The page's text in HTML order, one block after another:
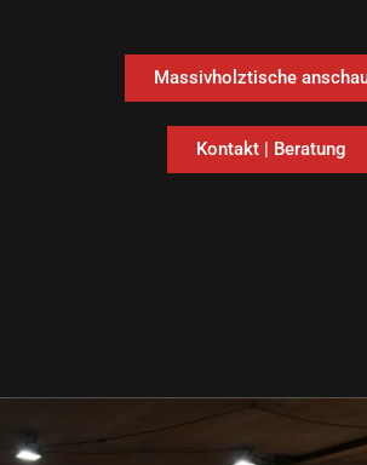
Massivholztische
Kontakt | Beratung